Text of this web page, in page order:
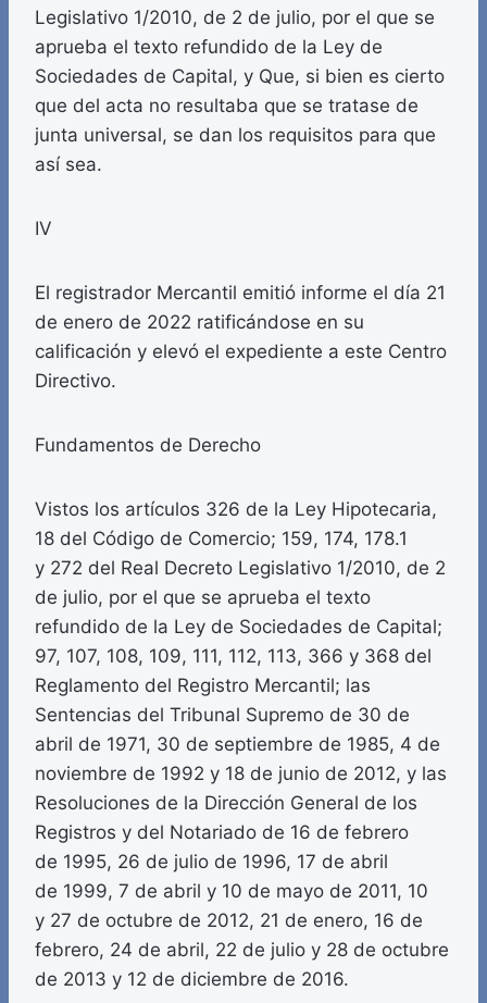
Legislativo 1/2010, de 2 de julio, por el que se
aprueba el texto refundido de la Ley de
Sociedades de Capital, y Que, si bien es cierto
que del acta no resultaba que se tratase de
junta universal, se dan los requisitos para que
así sea.
IV
El registrador Mercantil emitió informe el día 21
de enero de 2022 ratificándose en su
calificación y elevó el expediente a este Centro
Directivo.
Fundamentos de Derecho
Vistos los artículos 326 de la Ley Hipotecaria,
18 del Código de Comercio; 159, 174, 178.1
y 272 del Real Decreto Legislativo 1/2010, de 2
de julio, por el que se aprueba el texto
refundido de la Ley de Sociedades de Capital;
97, 107, 108, 109, 111, 112, 113, 366 y 368 del
Reglamento del Registro Mercantil; las
Sentencias del Tribunal Supremo de 30 de
abril de 1971, 30 de septiembre de 1985, 4 de
noviembre de 1992 y 18 de junio de 2012, y las
Resoluciones de la Dirección General de los
Registros y del Notariado de 16 de febrero
de 1995, 26 de julio de 1996, 17 de abril
de 1999, 7 de abril y 10 de mayo de 2011, 10
y 27 de octubre de 2012, 21 de enero, 16 de
febrero, 24 de abril, 22 de julio y 28 de octubre
de 2013 y 12 de diciembre de 2016.